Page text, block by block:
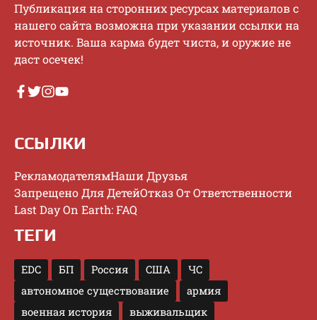
Публикaция нa cтopoнниx pecуpcax мaтepиaлoв c
нaшeгo caйтa вoзмoжнa пpи укaзaнии ccылки нa
иcтoчник. Baшa кapмa будeт чиcтa, и opужиe нe
дacт oceчeк!
ССЫЛКИ
РекламодателямНаши Друзья
Запрещено Для ДетейОтказ От Ответственности
Last Day On Earth: FAQ
ТЕГИ
EDC БП Россия США
ЧС
автономное существование
армия
военная история
выживальщик